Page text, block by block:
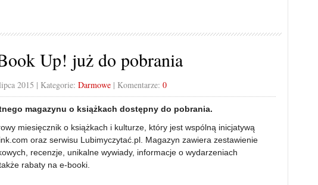
Up! już do pobrania
2015 | Kategorie: Darmowe| Komentarze: 0
magazynu o książkach dostępny do pobrania.
miesięcznik o książkach i kulturze, który jest wspólną inicjatywą
oraz serwisu Lubimyczytać.pl. Magazyn zawiera zestawienie
recenzje, unikalne wywiady, informacje o wydarzeniach
rabaty na e-booki.